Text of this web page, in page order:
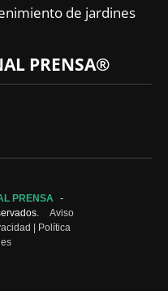
de jardines
PRENSA®
PRENSA
-
Aviso
| Política